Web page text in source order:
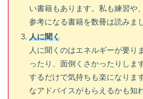
い書籍もあります。私も練習や
参考になる書籍を数冊は読みま
人に聞く
人に聞くのはエネルギーが要り
ったり、面倒くさかったりしま
するだけで気持ちも楽になりま
なアドバイスがもらえるかも知